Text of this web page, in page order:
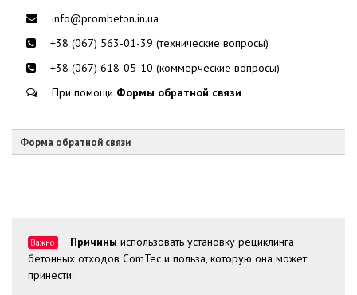
info@prombeton.in.ua
+38 (067) 563-01-39 (технические вопросы)
+38 (067) 618-05-10 (коммерческие вопросы)
При помощи Формы обратной связи
Форма обратной связи
Важно Причины использовать установку рециклинга
бетонных отходов ComTec и польза, которую она может
принести.